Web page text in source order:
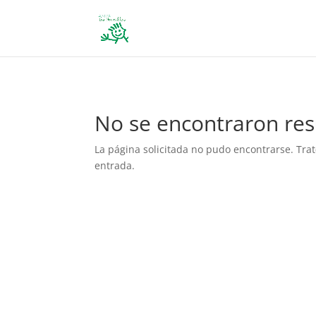
No se encontraron
La página solicitada no pudo encontrarse.
entrada.